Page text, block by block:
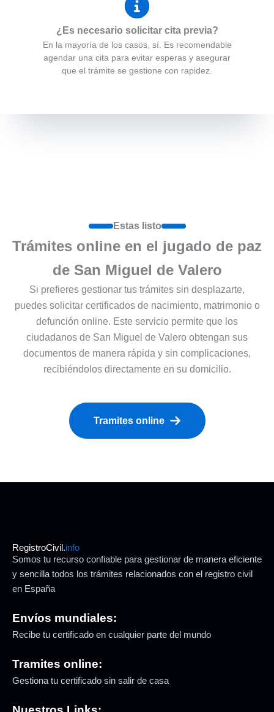
¿Es necesario solicitar cita previa?
En la mayoría de los casos, sí. Es recomendable
agendar una cita para evitar esperas y asegurar
que el trámite se gestione con rapidez.
Estas listo
Trámites online en el jugado de paz
de San Miguel de Valero
Si prefieres gestionar tus trámites sin desplazarte,
puedes solicitar certificados de nacimiento, matrimonio o
defunción online. Este servicio permite que los
ciudadanos de San Miguel de Valero obtengan sus
documentos de manera rápida y sin complicaciones,
recibiéndolos directamente en su domicilio.
Tramites online
RegistroCivil.info
Somos tu recurso confiable para gestionar de manera eficiente
y sencilla todos los trámites relacionados con el registro civil
en España
Envíos mundiales:
Recibe tu certificado en cualquier parte del mundo
Tramites online:
Gestiona tu certificado sin salir de casa